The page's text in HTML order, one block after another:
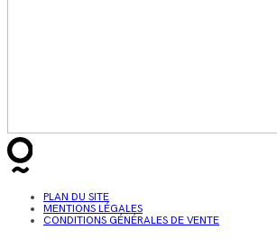
PLAN DU SITE
MENTIONS LÉGALES
CONDITIONS GÉNÉRALES DE VENTE